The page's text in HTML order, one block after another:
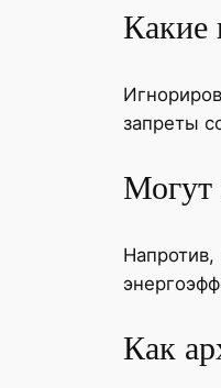
Какие
запреты
Могут
Как